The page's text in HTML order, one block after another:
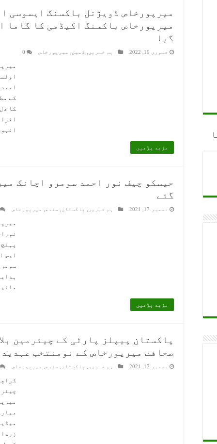
میرپورخاص ڈویژنل باکسنگ ایسوسی
میرپورخاص باکسنگ اکیڈمی کا گاما
گیا
جنوری 19, 2022 اہم خبریں کھیل میرپورخاص 0
کے
کا
مزید پڑھیں
حیسکو چیف نور احمد سومرو اچانک
گئے
دسمبر 17, 2021 اہم خبریں پاکستان سندھ میرپورخاص
ایس
مزید پڑھیں
پاکستان پیپلز پارٹی کے چیئرمین
صحافت میرپورخاص کے نومنتخب
دسمبر 17, 2021 اہم خبریں پاکستان سندھ میرپورخاص